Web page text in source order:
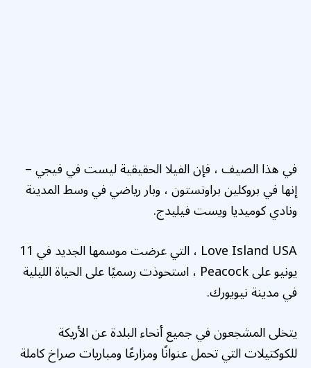
في هذا الصيف ، فإن الفيلا الحقيقية ليست في فيجي –
إنها في بروكلين براونستون ، وبار رياضي في وسط المدينة
ونادي كوميديا ​​ويست فيليدج.
Love Island USA ، التي عرضت موسمها الجديد في 11
يونيو على Peacock ، استحوذت رسميًا على الحياة الليلية
في مدينة نيويورك.
يتخلى المشجعون في جميع أنحاء البلدة عن الأريكة
للكوكتيلات التي تحمل عنوانًا ومزارعًا ومباريات صراخ كاملة